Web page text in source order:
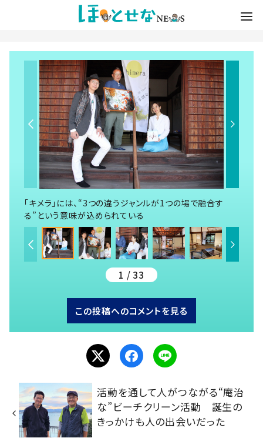
「キメラ」には、“3つの違うジャンルが1つの場で融合す
る”という意味が込められている
1 / 33
この投稿へのコメントを見る
活動を通して人がつながる“庵治
な”ビーチクリーン活動 誕生の
きっかけも人の出会いだった